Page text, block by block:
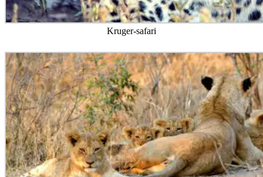
Kruger-safari